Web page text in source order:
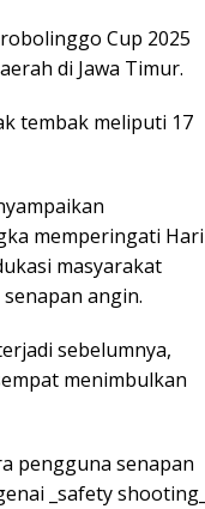
Cup 2025
di Jawa Timur.
tembak meliputi 17
memperingati Hari
masyarakat
angin.
sebelumnya,
menimbulkan
pengguna senapan
_safety shooting_